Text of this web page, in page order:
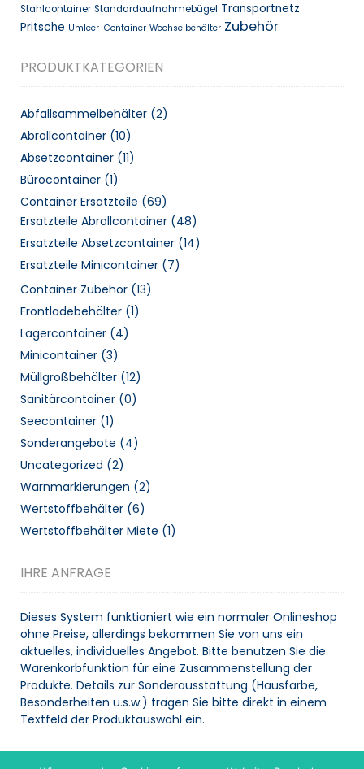
Stahlcontainer Standardaufnahmebügel Transportnetz
Pritsche Umleer-Container Wechselbehälter Zubehör
PRODUKTKATEGORIEN
Abfallsammelbehälter (2)
Abrollcontainer (10)
Absetzcontainer (11)
Bürocontainer (1)
Container Ersatzteile (69)
Ersatzteile Abrollcontainer (48)
Ersatzteile Absetzcontainer (14)
Ersatzteile Minicontainer (7)
Container Zubehör (13)
Frontladebehälter (1)
Lagercontainer (4)
Minicontainer (3)
Müllgroßbehälter (12)
Sanitärcontainer (0)
Seecontainer (1)
Sonderangebote (4)
Uncategorized (2)
Warnmarkierungen (2)
Wertstoffbehälter (6)
Wertstoffbehälter Miete (1)
IHRE ANFRAGE
Dieses System funktioniert wie ein normaler Onlineshop
ohne Preise, allerdings bekommen Sie von uns ein
aktuelles, individuelles Angebot. Bitte benutzen Sie die
Warenkorbfunktion für eine Zusammenstellung der
Produkte. Details zur Sonderausstattung (Hausfarbe,
Besonderheiten u.s.w.) tragen Sie bitte direkt in einem
Textfeld der Produktauswahl ein.